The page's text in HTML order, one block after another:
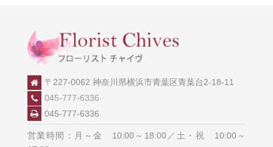
〒227-0062 神奈川県横浜市青葉区青葉台2-18-11
045-777-6336
045-777-6336
営業時間：月～金 10:00～18:00／土・祝 10:00～